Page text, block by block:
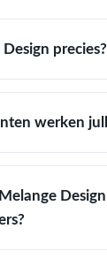
precies?
werken